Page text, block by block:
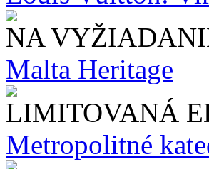
NA
Malta Heritage
LIMITOVANÁ
Metropolitné